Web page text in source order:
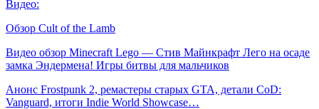
Видео:
Обзор Cult of the Lamb
Видео обзор Minecraft Lego — Стив Майнкрафт Лего на осаде
замка Эндермена! Игры битвы для мальчиков
Анонс Frostpunk 2, ремастеры старых GTA, детали CoD:
Vanguard, итоги Indie World Showcase…